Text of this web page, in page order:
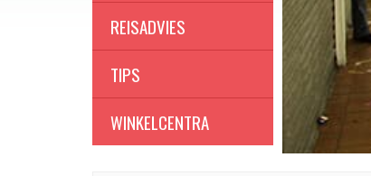
REISADVIES
TIPS
WINKELCENTRA